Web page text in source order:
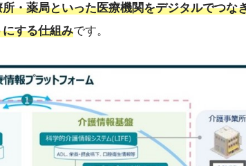
・薬局といった医療機関をデジタルでつな
する仕組みです。